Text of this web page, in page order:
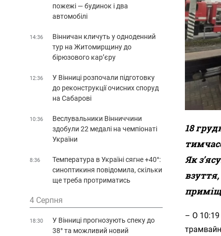
18
Як
– О 10:19
пожежі — будинок і два
автомобілі
14:36
Вінничан кличуть у одноденний
тур на Житомирщину до
бірюзового кар’єру
12:36
У Вінниці розпочали підготовку
до реконструкції очисних споруд
на Сабарові
10:36
Веслувальники Вінниччини
здобули 22 медалі на чемпіонаті
України
8:36
Температура в Україні сягне +40°:
синоптикиня повідомила, скільки
ще треба протриматись
4 Серпня
18:30
У Вінниці прогнозують спеку до
38° та можливий новий